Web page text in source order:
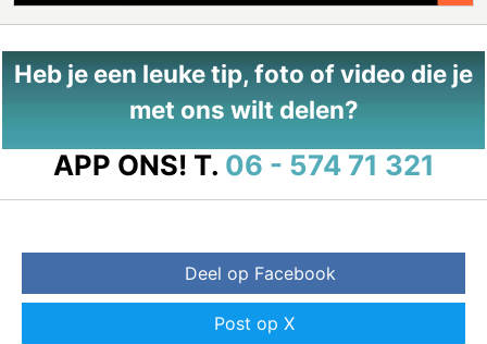
Heb je een leuke tip, foto of video die je
met ons wilt delen?
APP ONS! T. 06 - 574 71 321
Deel op Facebook
Post op X